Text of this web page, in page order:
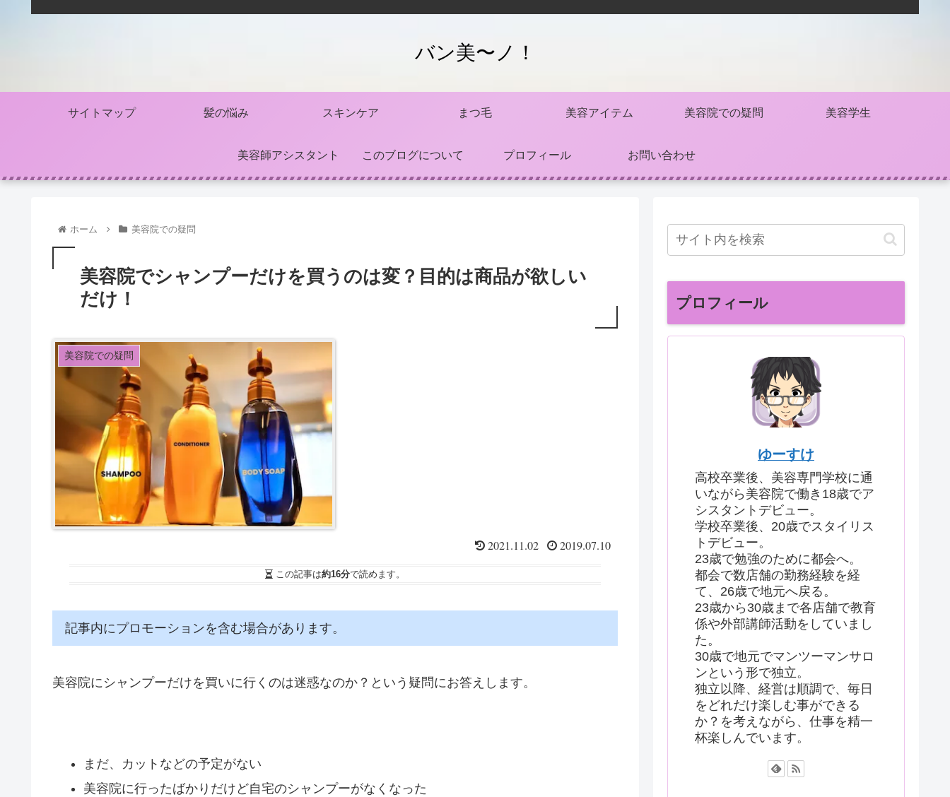
バン美〜ノ！
サイトマップ 髪の悩み スキンケア まつ毛 美容アイテム 美容院での疑問 美容学生
美容師アシスタント このブログについて プロフィール お問い合わせ
ホーム 美容院での疑問
美容院でシャンプーだけを買うのは変？目的は商品が欲しい
だけ！
美容院での疑問
2021.11.02 2019.07.10
この記事は約16分で読めます。
記事内にプロモーションを含む場合があります。
美容院にシャンプーだけを買いに行くのは迷惑なのか？という疑問にお答えします。
まだ、カットなどの予定がない
美容院に行ったばかりだけど自宅のシャンプーがなくなった
プロフィール
ゆーすけ
高校卒業後、美容専門学校に通
いながら美容院で働き18歳でア
シスタントデビュー。
学校卒業後、20歳でスタイリス
トデビュー。
23歳で勉強のために都会へ。
都会で数店舗の勤務経験を経
て、26歳で地元へ戻る。
23歳から30歳まで各店舗で教育
係や外部講師活動をしていまし
た。
30歳で地元でマンツーマンサロ
ンという形で独立。
独立以降、経営は順調で、毎日
をどれだけ楽しむ事ができる
か？を考えながら、仕事を精一
杯楽しんでいます。